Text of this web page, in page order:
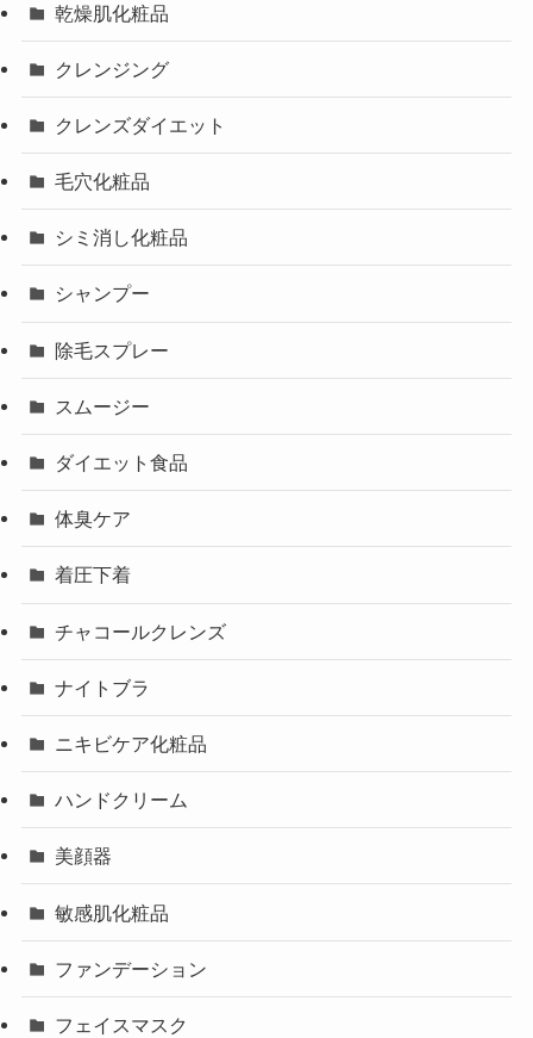
乾燥肌化粧品
クレンジング
クレンズダイエット
毛穴化粧品
シミ消し化粧品
シャンプー
除毛スプレー
スムージー
ダイエット食品
体臭ケア
着圧下着
チャコールクレンズ
ナイトブラ
ニキビケア化粧品
ハンドクリーム
美顔器
敏感肌化粧品
ファンデーション
フェイスマスク